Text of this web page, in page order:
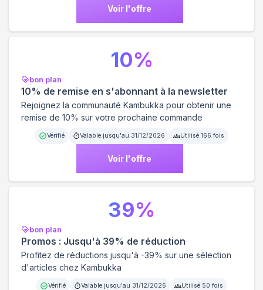
Voir l'offre
bon plan
10% de remise en s'abonnant à la newsletter
Rejoignez la communauté Kambukka pour obtenir une
remise de 10% sur votre prochaine commande
Vérifié Valable jusqu'au 31/12/2026 Utilisé 166 fois
Voir l'offre
10%
bon plan
Promos : Jusqu'à 39% de réduction
Profitez de réductions jusqu'à -39% sur une sélection
d'articles chez Kambukka
Vérifié Valable jusqu'au 31/12/2026 Utilisé 50 fois
39%